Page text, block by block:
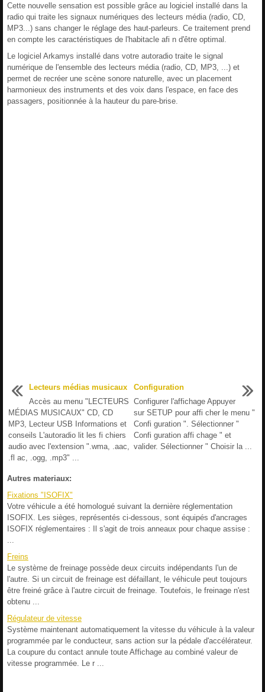
Cette nouvelle sensation est possible grâce au logiciel installé dans la
radio qui traite les signaux numériques des lecteurs média (radio, CD,
MP3...) sans changer le réglage des haut-parleurs. Ce traitement prend
en compte les caractéristiques de l'habitacle afi n d'être optimal.
Le logiciel Arkamys installé dans votre autoradio traite le signal
numérique de l'ensemble des lecteurs média (radio, CD, MP3, ...) et
permet de recréer une scène sonore naturelle, avec un placement
harmonieux des instruments et des voix dans l'espace, en face des
passagers, positionnée à la hauteur du pare-brise.
Lecteurs médias musicaux
Accès au menu "LECTEURS
MÉDIAS MUSICAUX" CD, CD
MP3, Lecteur USB Informations et
conseils L'autoradio lit les fi chiers
audio avec l'extension ".wma, .aac,
.fl ac, .ogg, .mp3" ...
Configuration
Configurer l'affichage Appuyer
sur SETUP pour affi cher le menu "
Confi guration ". Sélectionner "
Confi guration affi chage " et
valider. Sélectionner " Choisir la ...
Autres materiaux:
Fixations "ISOFIX"
Votre véhicule a été homologué suivant la dernière réglementation
ISOFIX. Les sièges, représentés ci-dessous, sont équipés d'ancrages
ISOFIX réglementaires : Il s'agit de trois anneaux pour chaque assise :
Freins
Le système de freinage possède deux circuits indépendants l'un de
l'autre. Si un circuit de freinage est défaillant, le véhicule peut toujours
être freiné grâce à l'autre circuit de freinage. Toutefois, le freinage n'est
obtenu ...
Régulateur de vitesse
Système maintenant automatiquement la vitesse du véhicule à la valeur
programmée par le conducteur, sans action sur la pédale d'accélérateur.
La coupure du contact annule toute Affichage au combiné valeur de
vitesse programmée. Le r ...